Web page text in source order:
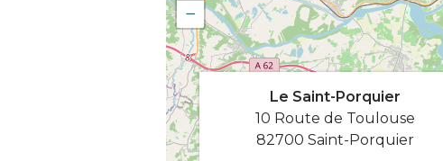
−
Le Saint-Porquier
10 Route de Toulouse
82700 Saint-Porquier